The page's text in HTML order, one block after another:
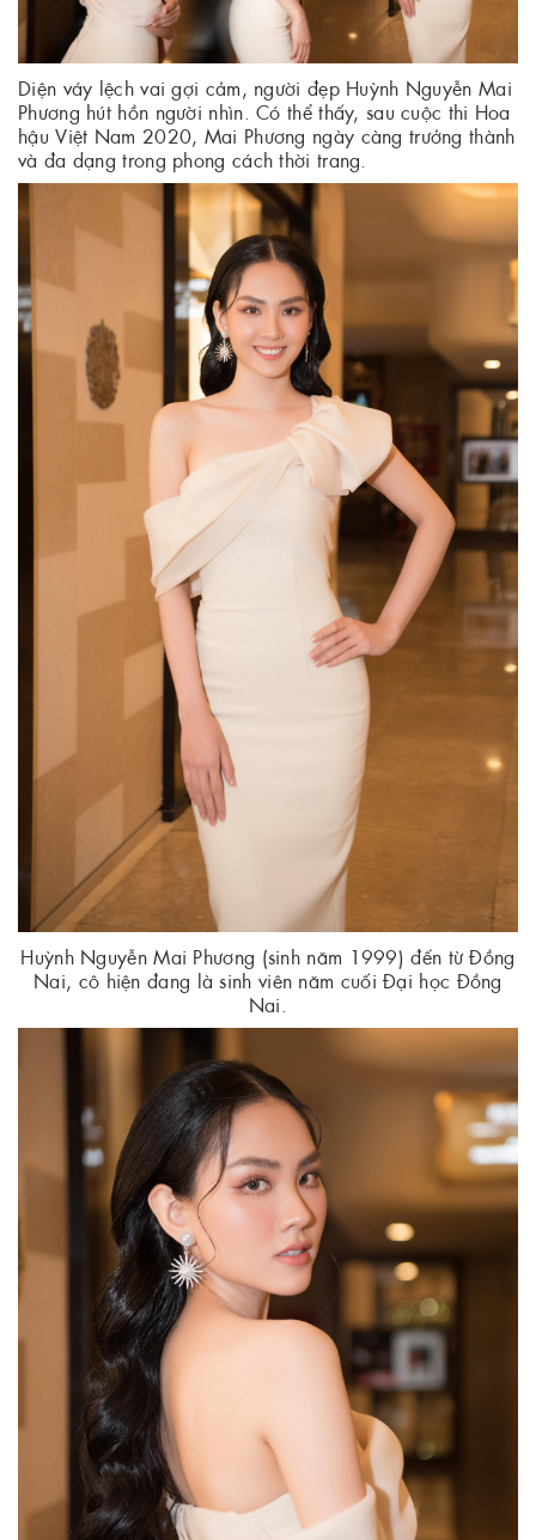
Diện váy lệch vai gợi cảm, người đẹp Huỳnh Nguyễn Mai
Phương hút hồn người nhìn. Có thể thấy, sau cuộc thi Hoa
hậu Việt Nam 2020, Mai Phương ngày càng trưởng thành
và đa dạng trong phong cách thời trang.
Huỳnh Nguyễn Mai Phương (sinh năm 1999) đến từ Đồng
Nai, cô hiện đang là sinh viên năm cuối Đại học Đồng
Nai.